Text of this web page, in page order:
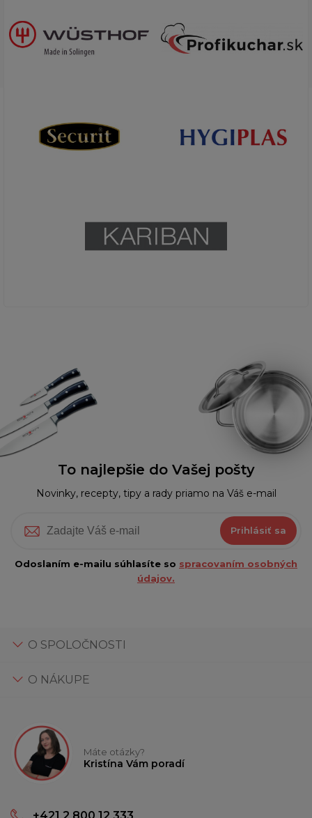
To najlepšie do Vašej pošty
Novinky, recepty, tipy a rady priamo na Váš e-mail
Prihlásiť sa
Odoslaním e-mailu súhlasíte so spracovaním osobných
údajov.
O SPOLOČNOSTI
O NÁKUPE
Máte otázky?
Kristína Vám poradí